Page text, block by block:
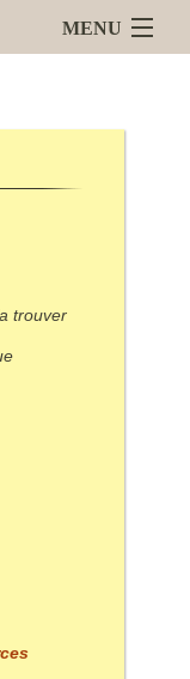
MENU
trouver